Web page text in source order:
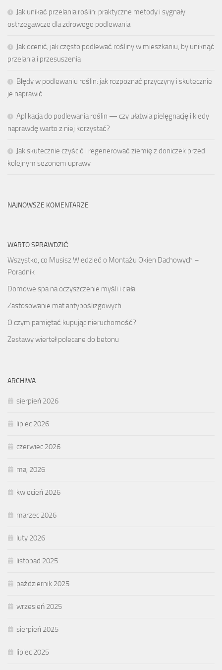
Jak unikać przelania roślin: praktyczne metody i sygnały
ostrzegawcze dla zdrowego podlewania
Jak ocenić, jak często podlewać rośliny w mieszkaniu, by uniknąć
przelania i przesuszenia
Błędy w podlewaniu roślin: jak rozpoznać przyczyny i skutecznie
je naprawić
Aplikacja do podlewania roślin — czy ułatwia pielęgnację i kiedy
naprawdę warto z niej korzystać?
Jak skutecznie czyścić i regenerować ziemię z doniczek przed
kolejnym sezonem uprawy
NAJNOWSZE KOMENTARZE
WARTO SPRAWDZIĆ
Wszystko, co Musisz Wiedzieć o Montażu Okien Dachowych –
Poradnik
Domowe spa na oczyszczenie myśli i ciała
Zastosowanie mat antypoślizgowych
O czym pamiętać kupując nieruchomość?
Zestawy wierteł polecane do betonu
ARCHIWA
sierpień 2026
lipiec 2026
czerwiec 2026
maj 2026
kwiecień 2026
marzec 2026
luty 2026
listopad 2025
październik 2025
wrzesień 2025
sierpień 2025
lipiec 2025